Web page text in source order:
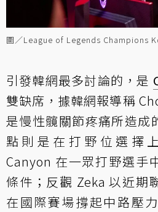
圖／League of Legends Champions
引發韓網最多討論的，是
雙缺席，據韓網報導稱
是慢性髖關節疼痛所造成
點則是在打野位選擇
Canyon 在一眾打野選手
條件；反觀 Zeka 以近期
在國際賽場撐起中路壓